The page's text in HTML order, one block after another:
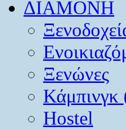
ΔΙΑΜΟΝΗ
Ξενώνες
Κάμπινγκ
Hostel